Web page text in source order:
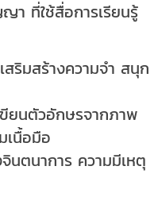
า ที่ใช้สื่อการเรียนรู้
ริมสร้างความจำ สนุก
ยนตัวอักษรจากภาพ
เนื้อมือ
นตนาการ ความมีเหตุ